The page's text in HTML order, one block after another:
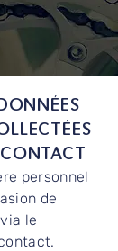
personnel
de
le